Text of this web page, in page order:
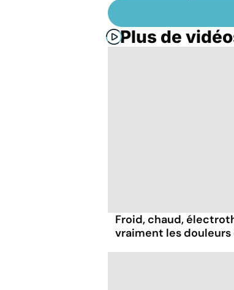
Plus de
Froid, chaud,
vraiment les douleurs